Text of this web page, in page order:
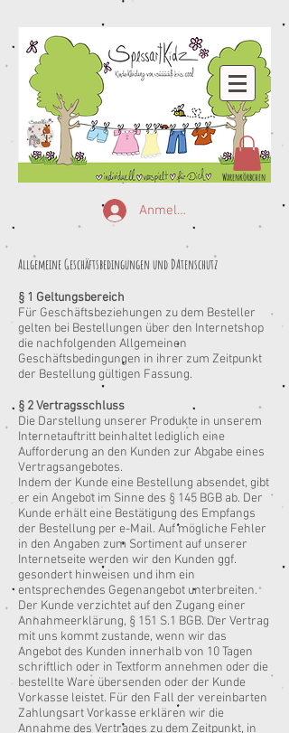
Warenkörbchen
Anmelden
Allgemeine Geschäftsbedingungen und DAtenschutz
§ 1 Geltungsbereich
Für Geschäftsbeziehungen zu dem Besteller
gelten bei Bestellungen über den Internetshop
die nachfolgenden Allgemeinen
Geschäftsbedingungen in ihrer zum Zeitpunkt
der Bestellung gültigen Fassung.
§ 2 Vertragsschluss
Die Darstellung unserer Produkte in unserem
Internetauftritt beinhaltet lediglich eine
Aufforderung an den Kunden zur Abgabe eines
Vertragsangebotes.
Indem der Kunde eine Bestellung absendet, gibt
er ein Angebot im Sinne des § 145 BGB ab. Der
Kunde erhält eine Bestätigung des Empfangs
der Bestellung per e-Mail. Auf mögliche Fehler
in den Angaben zum Sortiment auf unserer
Internetseite werden wir den Kunden ggf.
gesondert hinweisen und ihm ein
entsprechendes Gegenangebot unterbreiten.
Der Kunde verzichtet auf den Zugang einer
Annahmeerklärung, § 151 S.1 BGB. Der Vertrag
mit uns kommt zustande, wenn wir das
Angebot des Kunden innerhalb von 10 Tagen
schriftlich oder in Textform annehmen oder die
bestellte Ware übersenden oder der Kunde
Vorkasse leistet. Für den Fall der vereinbarten
Zahlungsart Vorkasse erklären wir die
Annahme des Vertrages zu dem Zeitpunkt, in